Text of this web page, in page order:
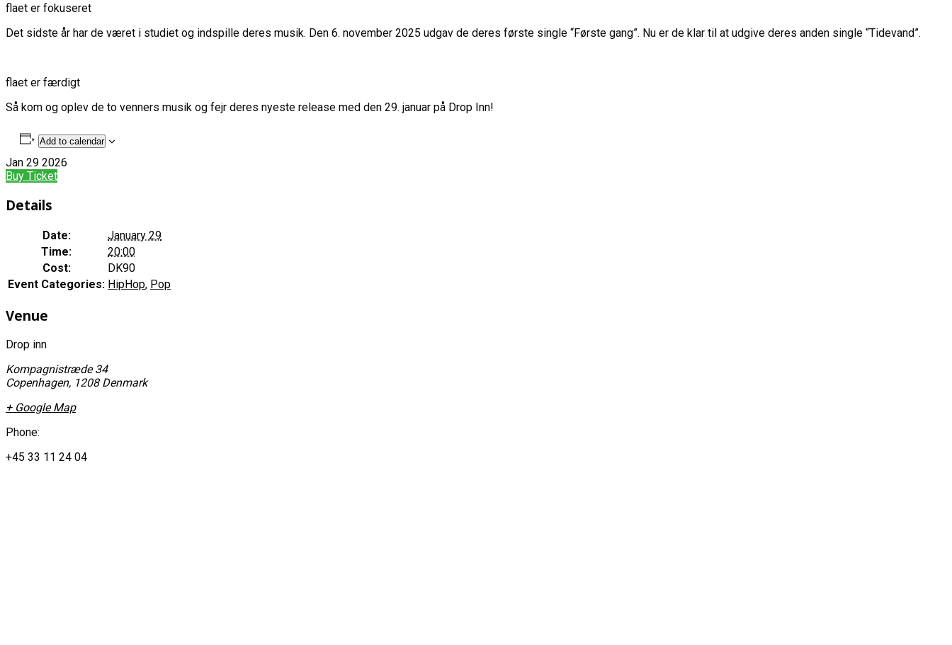
flaet er fokuseret
Det sidste år har de været i studiet og indspille deres musik. Den 6. november 2025 udgav de deres første single “Første gang”. Nu er de klar til at udgive deres anden single “Tidevand”.
flaet er færdigt
Så kom og oplev de to venners musik og fejr deres nyeste release med den 29. januar på Drop Inn!
Add to calendar
Jan 29 2026
Buy Ticket
Details
Date:
January 29
Time:
20:00
Cost:
DK90
Event Categories: HipHop, Pop
Venue
Drop inn
Kompagnistræde 34
Copenhagen, 1208 Denmark
+ Google Map
Phone:
+45 33 11 24 04